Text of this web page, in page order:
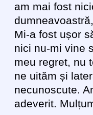
am mai fost
Mi-a fost ușor
nici nu-mi vine
meu regret, nu
ne uităm și
necunoscute.
adeverit.